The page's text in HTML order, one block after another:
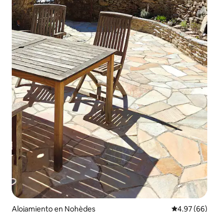
Alojamiento en Nohèdes Calificación
4.97 (66)